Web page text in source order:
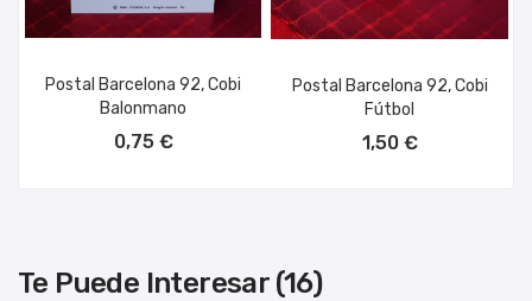
Postal Barcelona 92, Cobi
Balonmano
0,75 €
Postal Barcelona 92, Cobi
Fútbol
1,50 €
Te Puede Interesar (16)